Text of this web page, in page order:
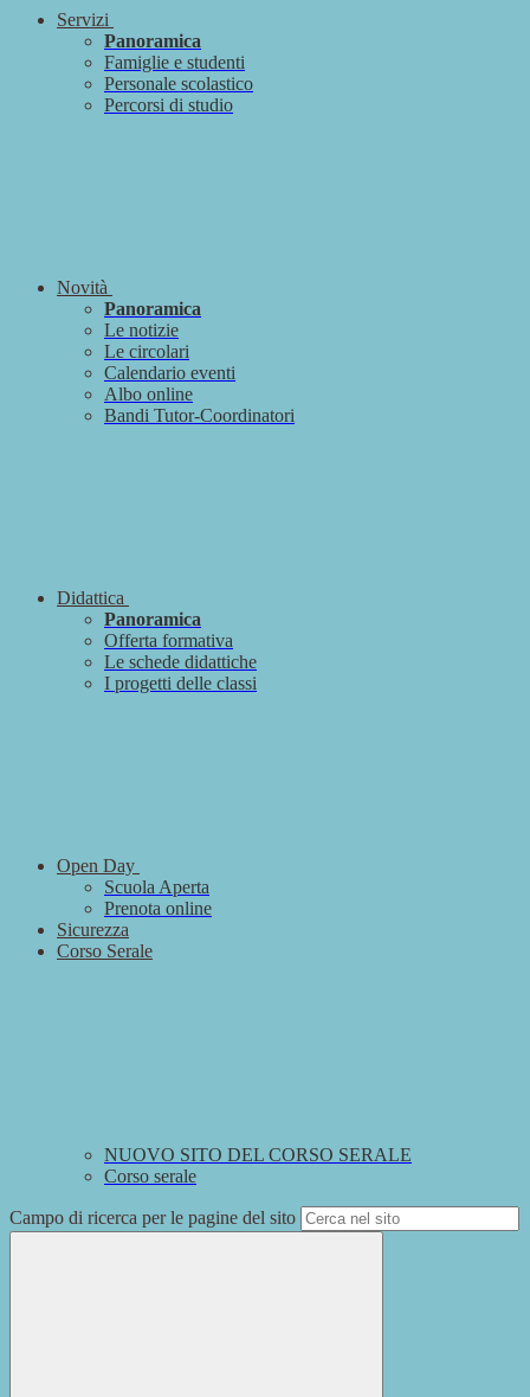
Servizi
Panoramica
Famiglie e studenti
Personale scolastico
Percorsi di studio
Novità
Panoramica
Le notizie
Le circolari
Calendario eventi
Albo online
Bandi Tutor-Coordinatori
Didattica
Panoramica
Offerta formativa
Le schede didattiche
I progetti delle classi
Open Day
Scuola Aperta
Prenota online
Sicurezza
Corso Serale
NUOVO SITO DEL CORSO SERALE
Corso serale
Campo di ricerca per le pagine del sito